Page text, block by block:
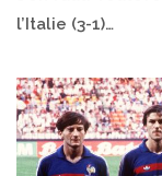
l’Italie (3-1)…